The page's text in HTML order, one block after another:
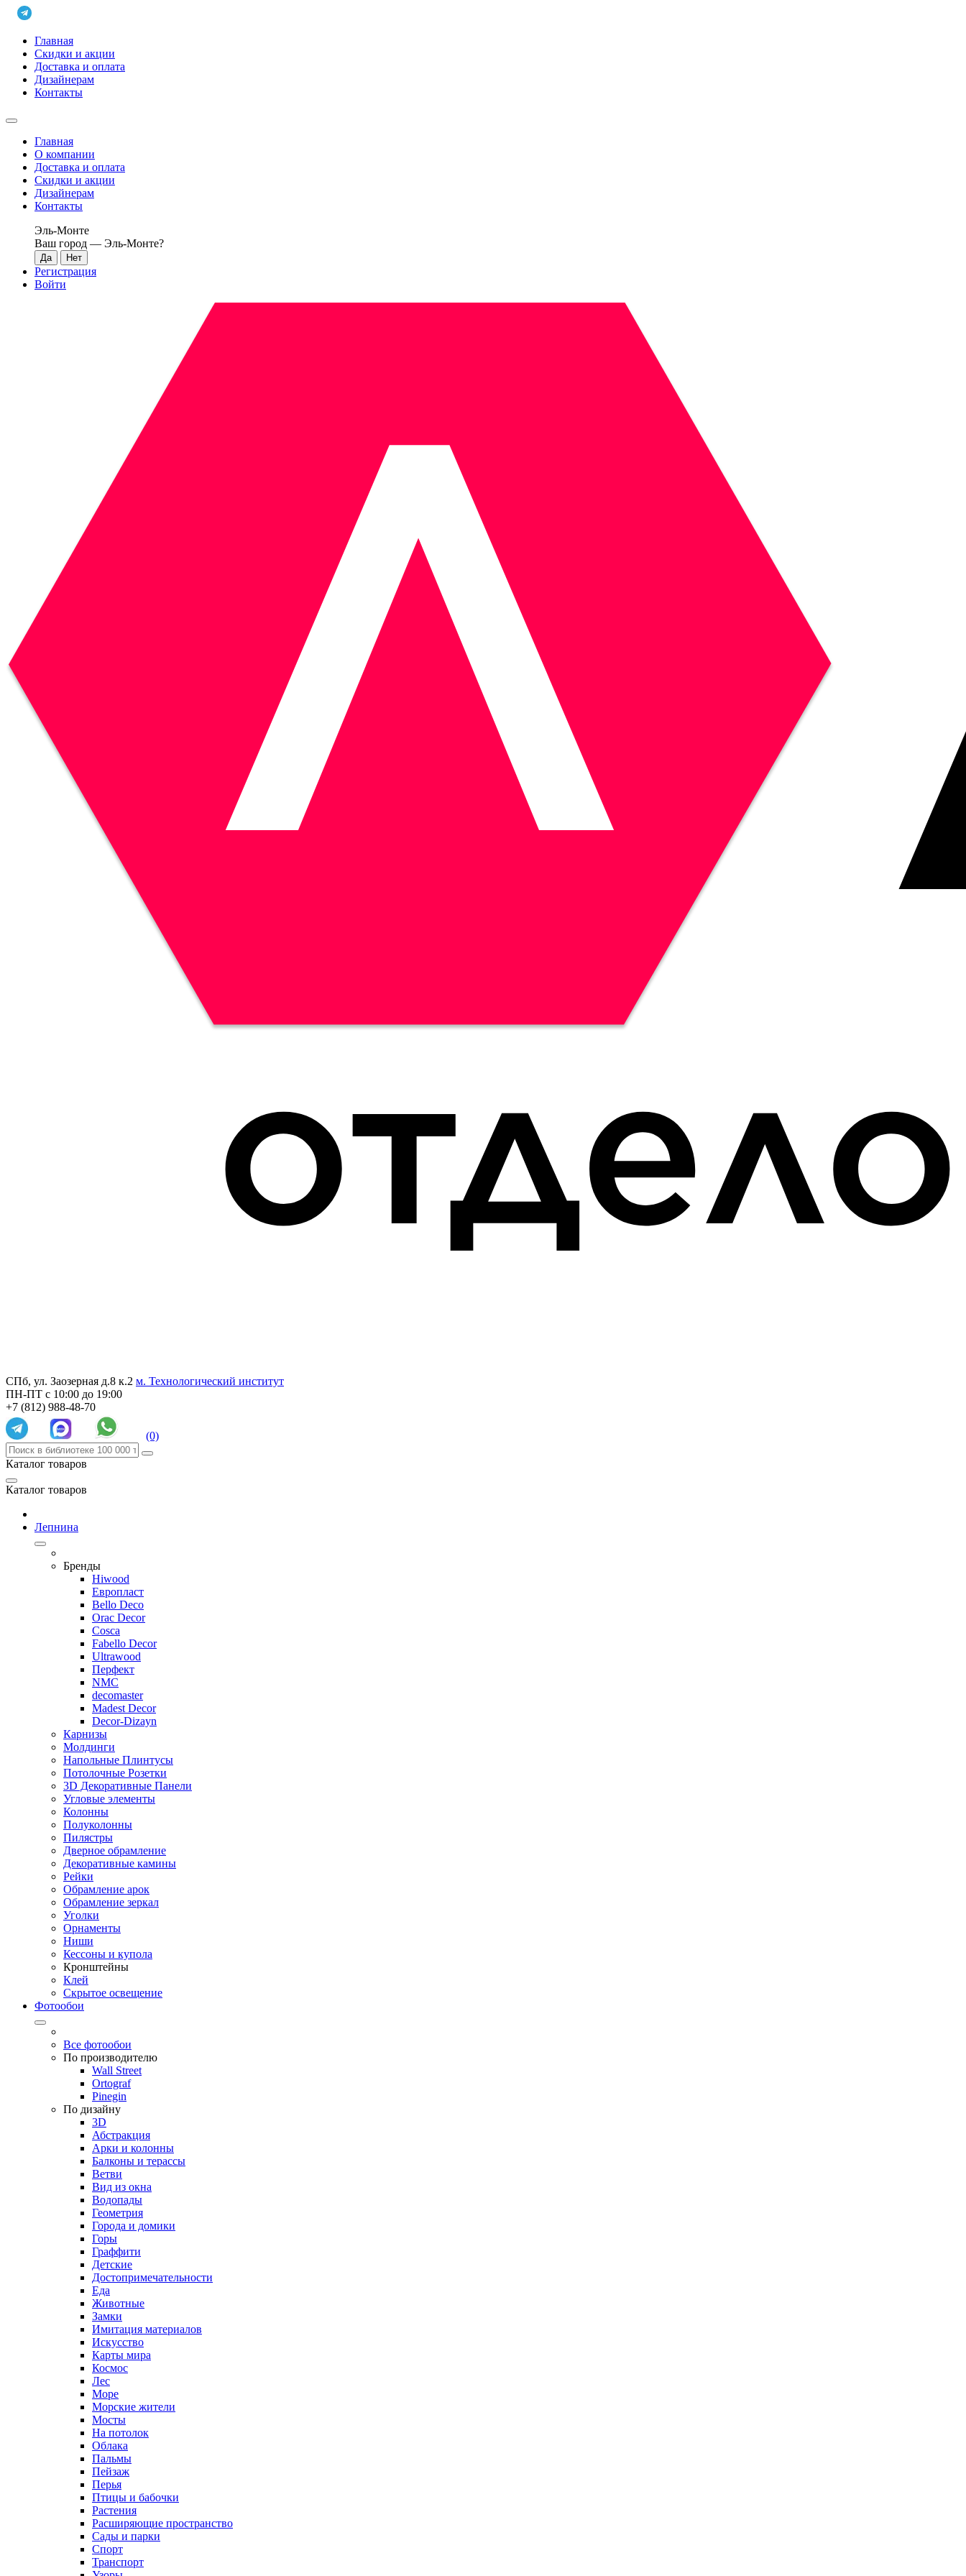
Главная
Скидки и акции
Доставка и оплата
Дизайнерам
Контакты
Главная
О компании
Доставка и оплата
Скидки и акции
Дизайнерам
Контакты
Эль-Монте
Ваш город — Эль-Монте?
Регистрация
Войти
СПб, ул. Заозерная д.8 к.2 м. Технологический институт
ПН-ПТ с 10:00 до 19:00
+7 (812) 988-48-70
(0)
Каталог товаров
Каталог товаров
Лепнина
Бренды
Hiwood
Европласт
Bello Deco
Orac Decor
Cosca
Fabello Decor
Ultrawood
Перфект
NMC
decomaster
Madest Decor
Decor-Dizayn
Карнизы
Молдинги
Напольные Плинтусы
Потолочные Розетки
3D Декоративные Панели
Угловые элементы
Колонны
Полуколонны
Пилястры
Дверное обрамление
Декоративные камины
Рейки
Обрамление арок
Обрамление зеркал
Уголки
Орнаменты
Ниши
Кессоны и купола
Кронштейны
Клей
Скрытое освещение
Фотообои
Все фотообои
По производителю
Wall Street
Ortograf
Pinegin
По дизайну
3D
Абстракция
Арки и колонны
Балконы и терассы
Ветви
Вид из окна
Водопады
Геометрия
Города и домики
Горы
Граффити
Детские
Достопримечательности
Еда
Животные
Замки
Имитация материалов
Искусство
Карты мира
Космос
Лес
Море
Морские жители
Мосты
На потолок
Облака
Пальмы
Пейзаж
Перья
Птицы и бабочки
Растения
Расширяющие пространство
Сады и парки
Спорт
Транспорт